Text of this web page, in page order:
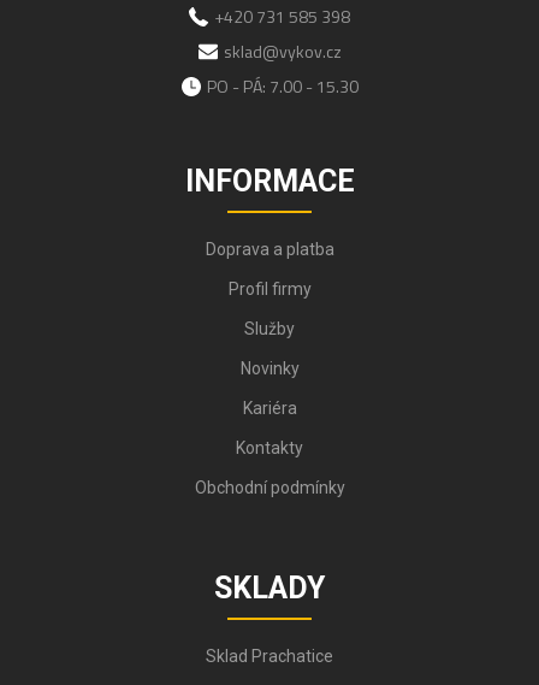
+420 731 585 398
sklad@vykov.cz
PO - PÁ: 7.00 - 15.30
INFORMACE
Doprava a platba
Profil firmy
Služby
Novinky
Kariéra
Kontakty
Obchodní podmínky
SKLADY
Sklad Prachatice